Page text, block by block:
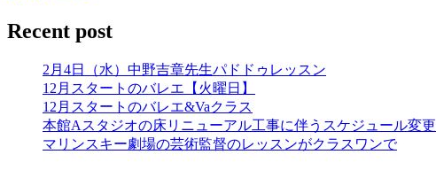
Recent post
2月4日（水）中野吉章先生パドドゥレッスン
12月スタートのバレエ【火曜日】
12月スタートのバレエ&Vaクラス
本館Aスタジオの床リニューアル工事に伴うスケジュール変更
マリンスキー劇場の芸術監督のレッスンがクラスワンで